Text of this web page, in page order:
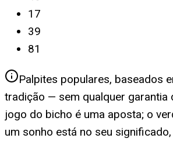
17
39
81
Palpites populares, baseados
tradição — sem qualquer garantia
jogo do bicho é uma aposta; o
um sonho está no seu